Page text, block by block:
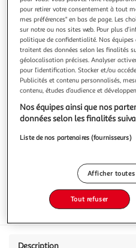
3.2 (8)
CULTIVONS LE BON
Ces Mandarines avec feuilles
fraîcheur optimale, visible
feuilles. Cette caractéristique
un fruit qui se pèle
parfait équilibre entre
En savoir +
1,5kg
Vous voulez
Filières
Cultivons
Description
pour retirer votre consentement à tout
mes préférences" en bas de page. Les
sur notre ou nos sites web. Pour plus
politique de confidentialité. Nos
traitent des données selon les finalités
géolocalisation précises. Analyser
pour l’identification. Stocker et/ou
Publicités et contenu personnalisés,
contenu, études d’audience et
Nos équipes ainsi que nos
données selon les finalités
Liste de nos partenaires (fournisseurs)
Afficher
Tout refuser